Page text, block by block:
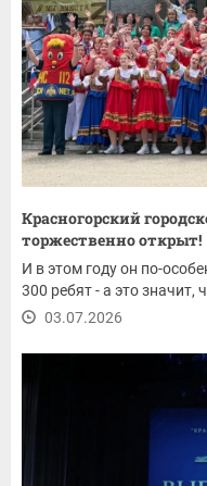
Красногорский
торжественно открыт!
И в этом году он по-
300 ребят - а это
03.07.2026